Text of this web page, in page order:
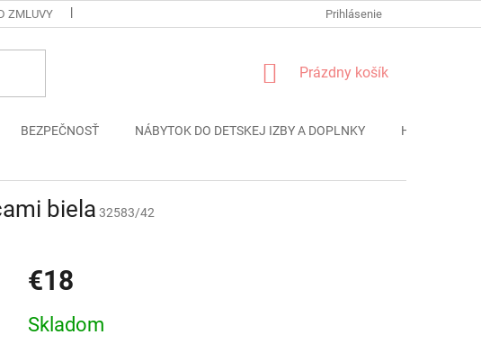
ZMLUVY PODMIENKY OCHRANY OSOBNÝCH
Prihlásenie
NÁKUPNÝ
Prázdny košík
BEZPEČNOSŤ NÁBYTOK DO DETSKEJ IZBY A DOPLNKY HRAČKY
biela 32583/42
€18
cena:
Skladom